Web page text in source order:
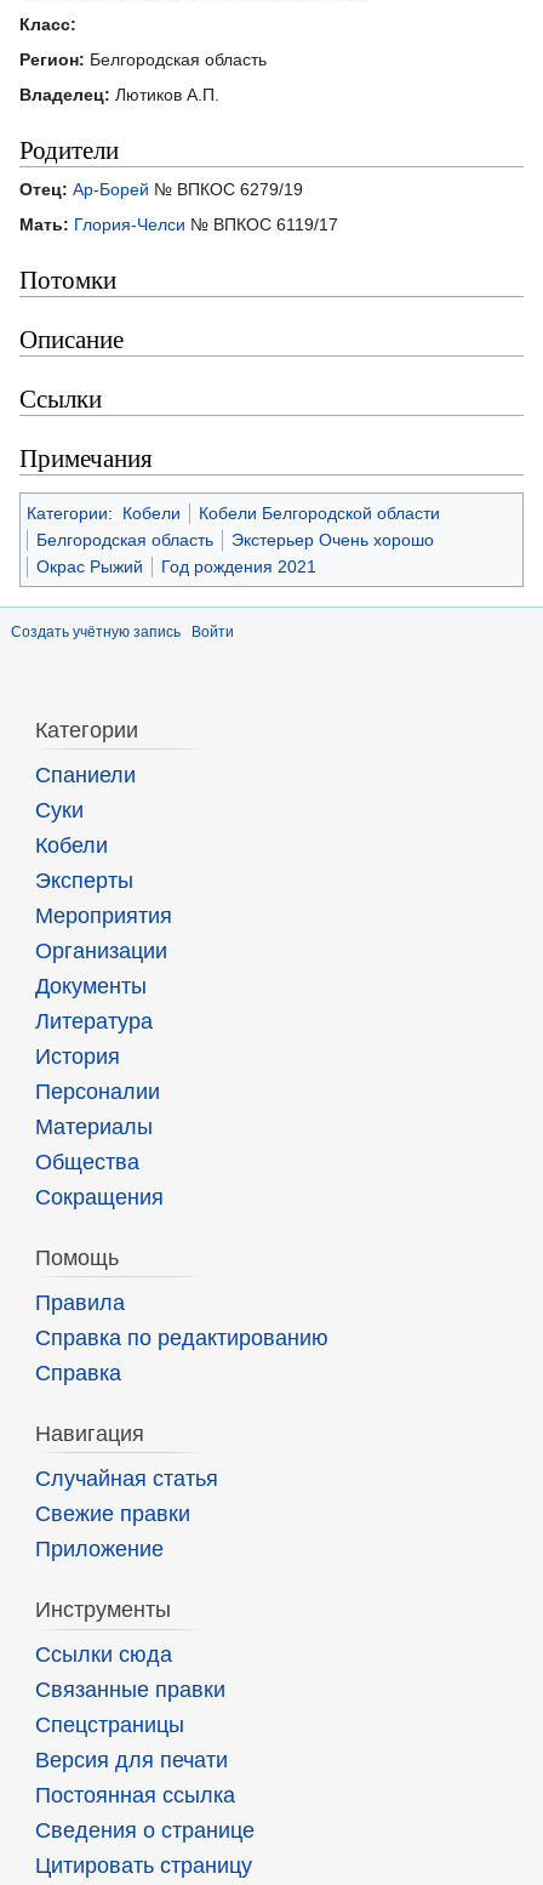
Класс:
Регион: Белгородская область
Владелец: Лютиков А.П.
Родители
Отец: Ар-Борей № ВПКОС 6279/19
Мать: Глория-Челси № ВПКОС 6119/17
Потомки
Описание
Ссылки
Примечания
Категории: Кобели
Кобели Белгородской области
Белгородская область
Экстерьер Очень хорошо
Окрас Рыжий
Год рождения 2021
Создать учётную запись Войти
Категории
Спаниели
Суки
Кобели
Эксперты
Мероприятия
Организации
Документы
Литература
История
Персоналии
Материалы
Общества
Сокращения
Помощь
Правила
Справка по редактированию
Справка
Навигация
Случайная статья
Свежие правки
Приложение
Инструменты
Ссылки сюда
Связанные правки
Спецстраницы
Версия для печати
Постоянная ссылка
Сведения о странице
Цитировать страницу